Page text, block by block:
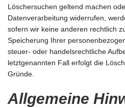
Löschersuchen geltend machen
Datenverarbeitung widerrufen,
sofern wir keine anderen rechtlich
Speicherung Ihrer
steuer- oder handelsrechtliche
letztgenannten Fall erfolgt die
Gründe.
Allgemeine